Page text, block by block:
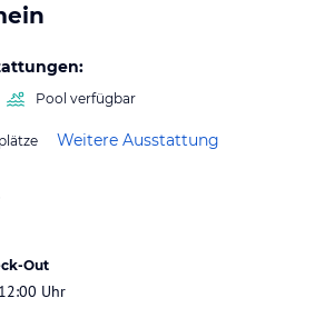
Pool verfügbar
Weitere Ausstattung
Out
Uhr